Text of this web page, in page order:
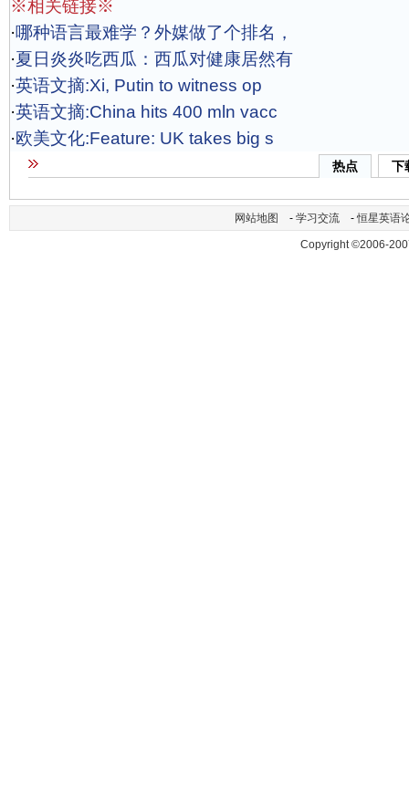
※相关链接※
·哪种语言最难学？外媒做了个排名，
·夏日炎炎吃西瓜：西瓜对健康居然有
·英语文摘:Xi, Putin to witness op
·英语文摘:China hits 400 mln vacc
·欧美文化:Feature: UK takes big s
热点 下
网站地图 - 学习交流 -恒星英语
Copyright ©2006-